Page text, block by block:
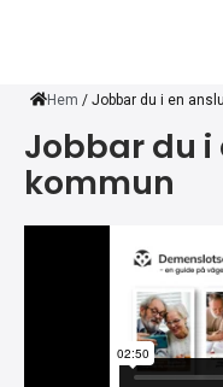
Hem / Jobbar du i en
Jobbar du
kommun